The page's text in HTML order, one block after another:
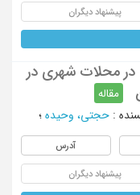
پیشنهاد دیگران
در محلات شهری در
مقاله
: حجتی، وحیده ؛
آدرس
پیشنهاد دیگران